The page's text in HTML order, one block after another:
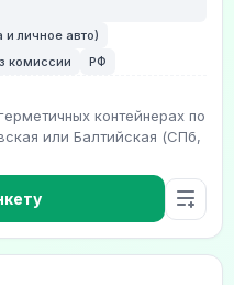
личное авто)
комиссии
РФ
контейнерах по
или Балтийская (СПб,